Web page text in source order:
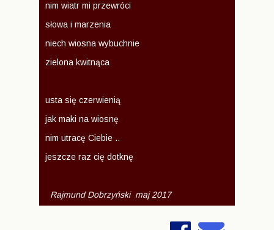
nim wiatr mi przewróci
słowa i marzenia
niech wiosna wybuchnie
zielona kwitnąca
usta się czerwienią
jak maki na wiosnę
nim utracę Ciebie ..
jeszcze raz cię dotknę
Rajmund Dobrzyński maj 2017